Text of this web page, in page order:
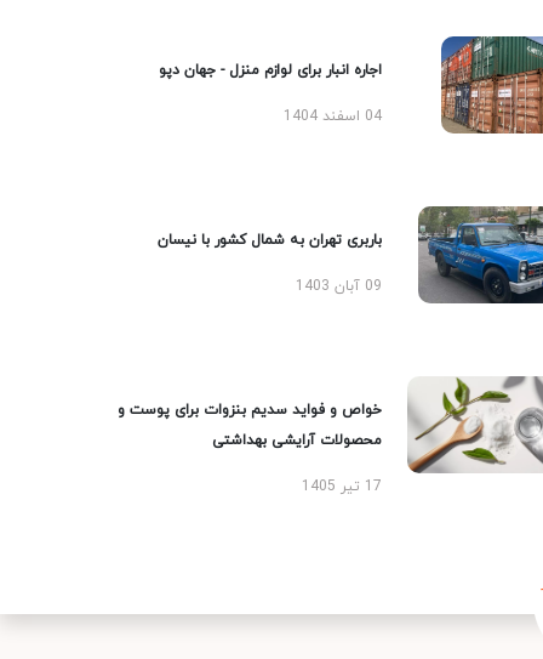
اجاره انبار برای لوازم منزل - جهان دپو
04 اسفند 1404
باربری تهران به شمال کشور با نیسان
09 آبان 1403
خواص و فواید سدیم بنزوات برای پوست و
محصولات آرایشی بهداشتی
17 تیر 1405